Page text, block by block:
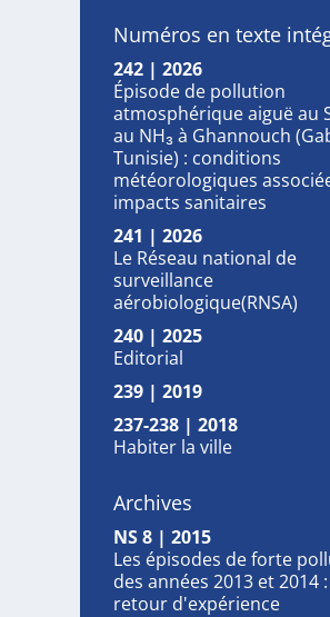
Numéros en texte
242 | 2026
Épisode de pollution
atmosphérique aiguë au
au NH₃ à Ghannouch
Tunisie) : conditions
météorologiques
impacts sanitaires
241 | 2026
Le Réseau national de
surveillance
aérobiologique(RNSA)
240 | 2025
Editorial
239 | 2019
237-238 | 2018
Habiter la ville
Archives
NS 8 | 2015
Les épisodes de forte
des années 2013 et 2014
retour d'expérience